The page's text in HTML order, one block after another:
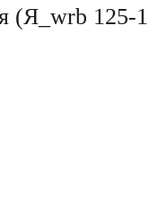
(Я_wrb 125-